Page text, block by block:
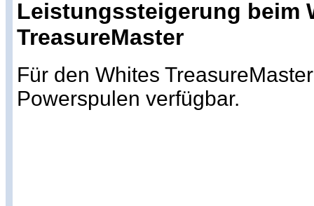
Leistungssteigerung beim
TreasureMaster
Für den Whites
Powerspulen verfügbar.